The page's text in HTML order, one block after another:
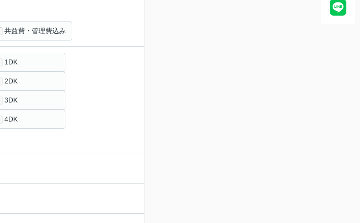
共益費・管理費込み
1DK
2DK
3DK
4DK